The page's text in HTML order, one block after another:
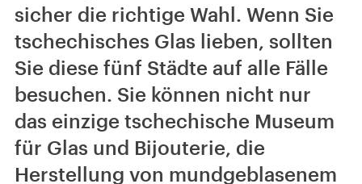
sicher die richtige Wahl. Wenn Sie
tschechisches Glas lieben, sollten
Sie diese fünf Städte auf alle Fälle
besuchen. Sie können nicht nur
das einzige tschechische Museum
für Glas und Bijouterie, die
Herstellung von mundgeblasenem